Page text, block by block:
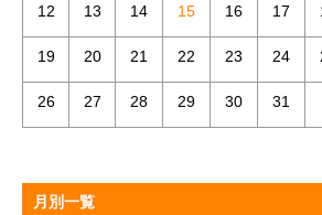
12 13 14 15 16 17
19 20 21 22 23 24
26 27 28 29 30 31
月別一覧